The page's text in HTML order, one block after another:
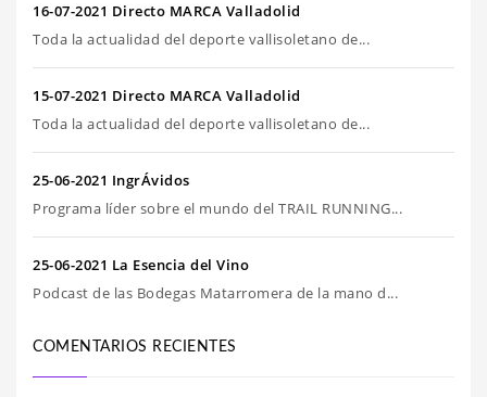
16-07-2021 Directo MARCA Valladolid
Toda la actualidad del deporte vallisoletano de...
15-07-2021 Directo MARCA Valladolid
Toda la actualidad del deporte vallisoletano de...
25-06-2021 IngrÁvidos
Programa líder sobre el mundo del TRAIL RUNNING...
25-06-2021 La Esencia del Vino
Podcast de las Bodegas Matarromera de la mano d...
COMENTARIOS RECIENTES